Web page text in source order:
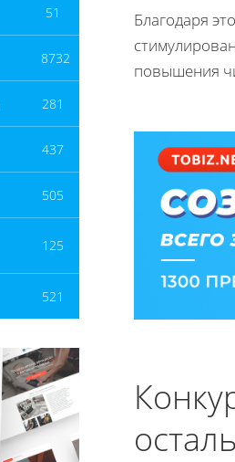
51
8732
281
437
505
125
521
Благодаря
повышения